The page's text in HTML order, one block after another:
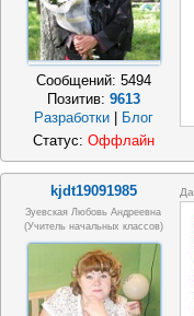
Сообщений: 5494
Позитив: 9613
Разработки
Блог
Статус: Оффлайн
kjdt19091985
Зуевская Любовь Андреевна
(учитель начальных классов)